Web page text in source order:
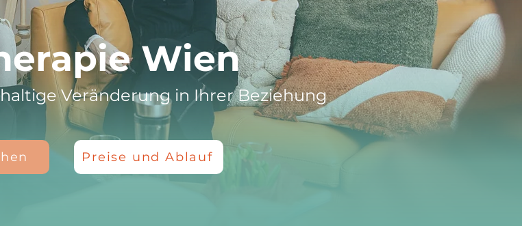
Wien
Veränderung in Ihrer Beziehung
Preise und Ablauf